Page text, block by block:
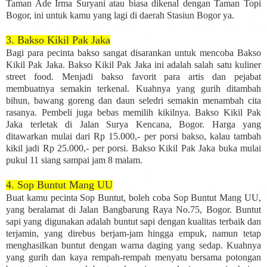
Taman Ade Irma Suryani atau biasa dikenal dengan Taman Topi
Bogor, ini untuk kamu yang lagi di daerah Stasiun Bogor ya.
3. Bakso Kikil Pak Jaka
Bagi para pecinta bakso sangat disarankan untuk mencoba Bakso
Kikil Pak Jaka. Bakso Kikil Pak Jaka ini adalah salah satu kuliner
street food. Menjadi bakso favorit para artis dan pejabat
membuatnya semakin terkenal. Kuahnya yang gurih ditambah
bihun, bawang goreng dan daun seledri semakin menambah cita
rasanya. Pembeli juga bebas memilih kikilnya. Bakso Kikil Pak
Jaka terletak di Jalan Surya Kencana, Bogor. Harga yang
ditawarkan mulai dari Rp 15.000,- per porsi bakso, kalau tambah
kikil jadi Rp 25.000,- per porsi. Bakso Kikil Pak Jaka buka mulai
pukul 11 siang sampai jam 8 malam.
4. Sop Buntut Mang UU
Buat kamu pecinta Sop Buntut, boleh coba Sop Buntut Mang UU,
yang beralamat di Jalan Bangbarung Raya No.75, Bogor. Buntut
sapi yang digunakan adalah buntut sapi dengan kualitas terbaik dan
terjamin, yang direbus berjam-jam hingga empuk, namun tetap
menghasilkan buntut dengan warna daging yang sedap. Kuahnya
yang gurih dan kaya rempah-rempah menyatu bersama potongan